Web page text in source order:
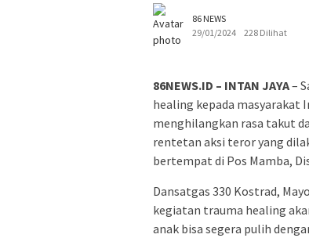
86 NEWS
29/01/2024
228 Dilihat
86NEWS.ID – INTAN JAYA–
healing kepada masyarakat
menghilangkan rasa takut
rentetan aksi teror yang
bertempat di Pos Mamba,
Dansatgas 330 Kostrad,
kegiatan trauma healing
anak bisa segera pulih